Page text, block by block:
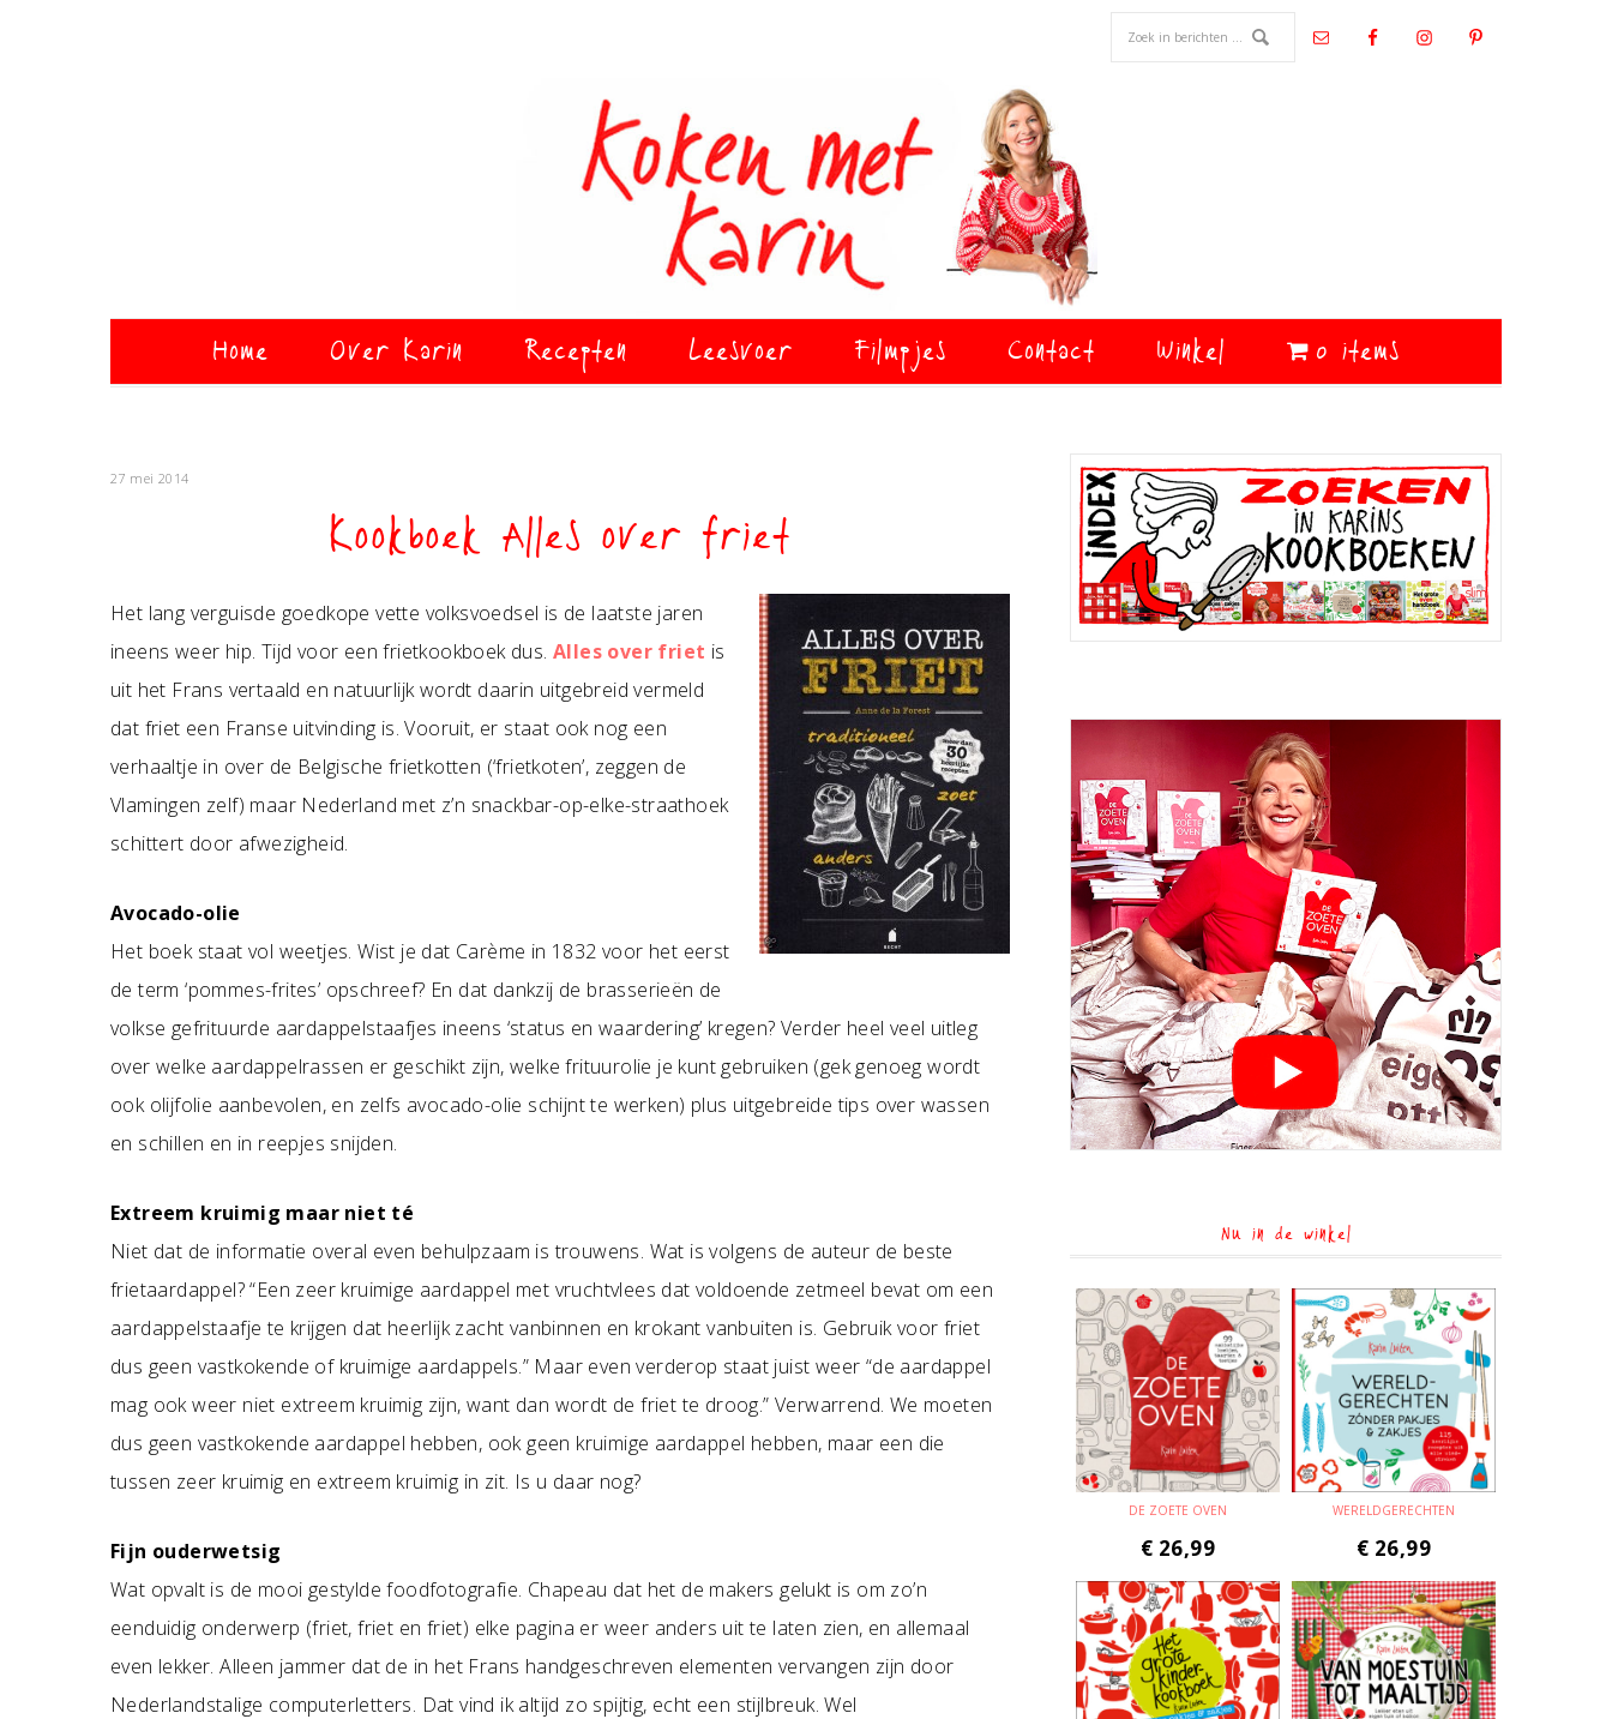
Home Over Karin Recepten Leesvoer Filmpjes Contact Winkel 0 items
27 mei 2014
Kookboek Alles over friet
Het lang verguisde goedkope vette volksvoedsel is de laatste jaren
ineens weer hip. Tijd voor een frietkookboek dus. Alles over friet is
uit het Frans vertaald en natuurlijk wordt daarin uitgebreid vermeld
dat friet een Franse uitvinding is. Vooruit, er staat ook nog een
verhaaltje in over de Belgische frietkotten (‘frietkoten’, zeggen de
Vlamingen zelf) maar Nederland met z’n snackbar-op-elke-straathoek
schittert door afwezigheid.
Avocado-olie
Het boek staat vol weetjes. Wist je dat Carème in 1832 voor het eerst
de term ‘pommes-frites’ opschreef? En dat dankzij de brasserieën de
volkse gefrituurde aardappelstaafjes ineens ‘status en waardering’ kregen? Verder heel veel uitleg
over welke aardappelrassen er geschikt zijn, welke frituurolie je kunt gebruiken (gek genoeg wordt
ook olijfolie aanbevolen, en zelfs avocado-olie schijnt te werken) plus uitgebreide tips over wassen
en schillen en in reepjes snijden.
Extreem kruimig maar niet té
Niet dat de informatie overal even behulpzaam is trouwens. Wat is volgens de auteur de beste
frietaardappel? “Een zeer kruimige aardappel met vruchtvlees dat voldoende zetmeel bevat om een
aardappelstaafje te krijgen dat heerlijk zacht vanbinnen en krokant vanbuiten is. Gebruik voor friet
dus geen vastkokende of kruimige aardappels.” Maar even verderop staat juist weer “de aardappel
mag ook weer niet extreem kruimig zijn, want dan wordt de friet te droog.” Verwarrend. We moeten
dus geen vastkokende aardappel hebben, ook geen kruimige aardappel hebben, maar een die
tussen zeer kruimig en extreem kruimig in zit. Is u daar nog?
Fijn ouderwetsig
Wat opvalt is de mooi gestylde foodfotografie. Chapeau dat het de makers gelukt is om zo’n
eenduidig onderwerp (friet, friet en friet) elke pagina er weer anders uit te laten zien, en allemaal
even lekker. Alleen jammer dat de in het Frans handgeschreven elementen vervangen zijn door
Nederlandstalige computerletters. Dat vind ik altijd zo spijtig, echt een stijlbreuk. Wel
Primaire
Sidebar
Nu in de winkel
DE ZOETE OVEN
€ 26,99
WERELDGERECHTEN
€ 26,99